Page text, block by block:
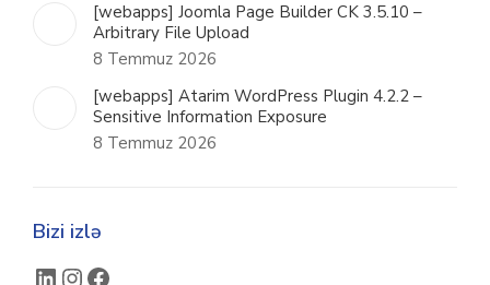
[webapps] Joomla Page Builder CK 3.5.10 –
Arbitrary File Upload
8 Temmuz 2026
[webapps] Atarim WordPress Plugin 4.2.2 –
Sensitive Information Exposure
8 Temmuz 2026
Bizi izlə